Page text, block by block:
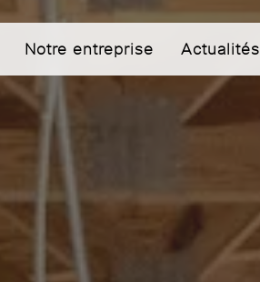
Notre entreprise Actualités